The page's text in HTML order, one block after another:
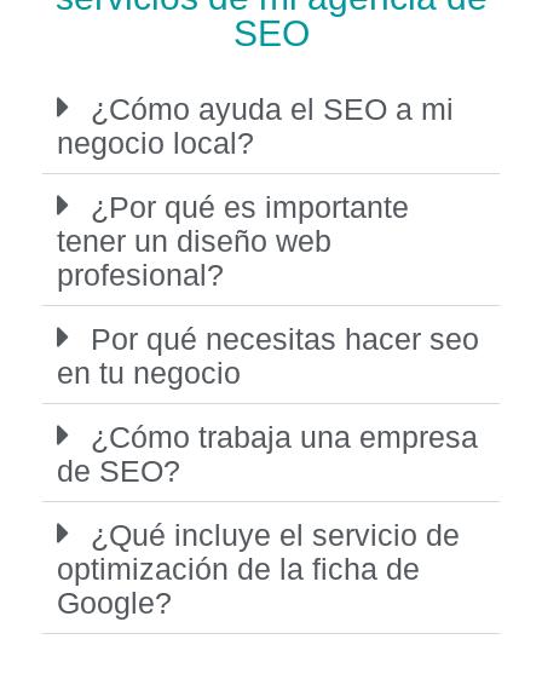
SEO
¿Cómo ayuda el SEO a mi
negocio local?
¿Por qué es importante
tener un diseño web
profesional?
Por qué necesitas hacer seo
en tu negocio
¿Cómo trabaja una empresa
de SEO?
¿Qué incluye el servicio de
optimización de la ficha de
Google?